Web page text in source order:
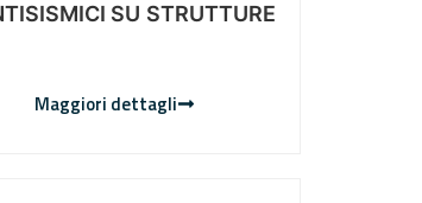
SU STRUTTURE
Maggiori dettagli